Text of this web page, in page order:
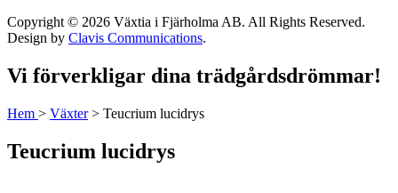
Copyright © 2026 Växtia i Fjärholma AB. All Rights Reserved.
Design by Clavis Communications.
Vi förverkligar dina trädgårdsdrömmar!
Hem > Växter> Teucrium lucidrys
Teucrium lucidrys